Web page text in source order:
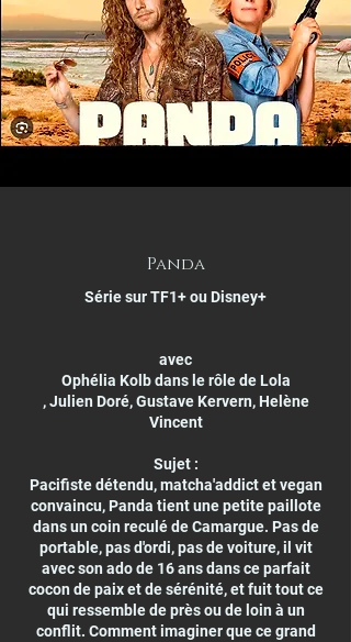
Panda
Série sur TF1+ ou Disney+​
avec
Ophélia Kolb dans le rôle de Lola
, Julien Doré, Gustave Kervern, Helène
Vincent
Sujet :
Pacifiste détendu, matcha'addict et vegan
convaincu, Panda tient une petite paillote
dans un coin reculé de Camargue. Pas de
portable, pas d'ordi, pas de voiture, il vit
avec son ado de 16 ans dans ce parfait
cocon de paix et de sérénité, et fuit tout ce
qui ressemble de près ou de loin à un
conflit. Comment imaginer que ce grand